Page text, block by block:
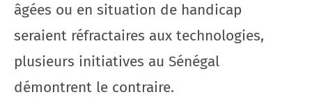
âgées ou en situation de handicap
seraient réfractaires aux technologies,
plusieurs initiatives au Sénégal
démontrent le contraire.